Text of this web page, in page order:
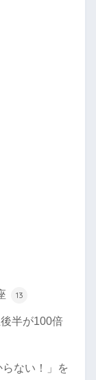
13
半が100倍
ない！」を